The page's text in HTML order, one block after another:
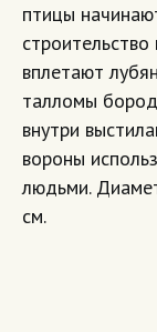
птицы
строительство
вплетают
талломы
внутри
вороны
людьми.
см.